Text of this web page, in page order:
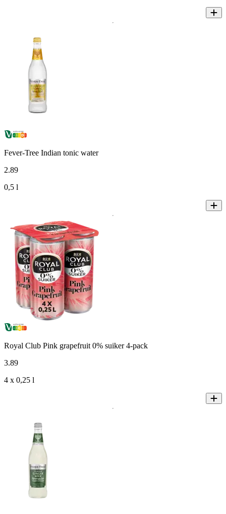
Fever-Tree Indian tonic water
2.89
0,5 l
Royal Club Pink grapefruit 0% suiker 4-pack
3.89
4 x 0,25 l